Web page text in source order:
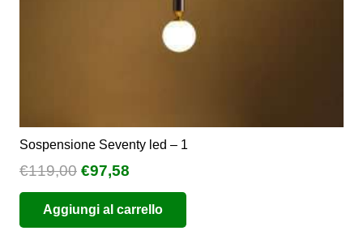
Sospensione Seventy led – 1
€119,00 Il
prezzo
originale
era:
€97,58
prezzo
attuale
è:
Aggiungi al carrello